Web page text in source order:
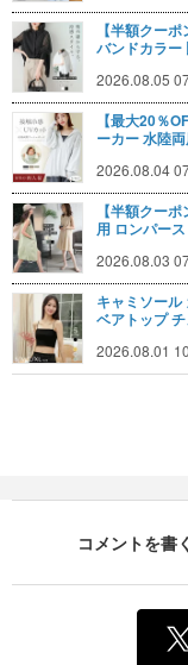
【半額クー
バンドカラー
2026.08.05
【最大20％
ーカー 水陸
2026.08.04
【半額クー
用 ロンパー
2026.08.03
キャミソール
ベアトップ
2026.08.01
コメントを書く